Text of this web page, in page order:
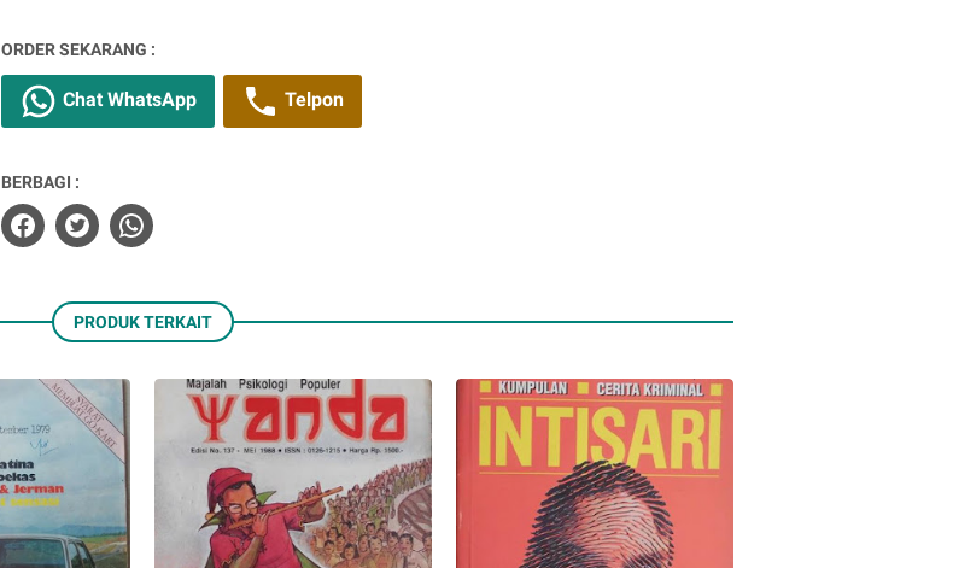
ORDER SEKARANG :
Chat WhatsApp Telpon
BERBAGI :
PRODUK TERKAIT